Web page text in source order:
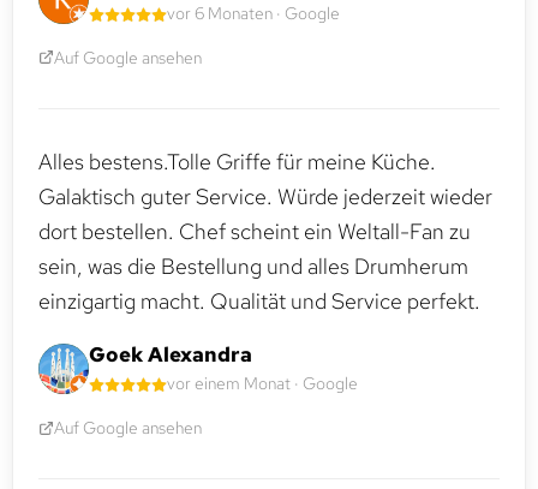
vor 6 Monaten · Google
Auf Google ansehen
Alles bestens.Tolle Griffe für meine Küche.
Galaktisch guter Service. Würde jederzeit wieder
dort bestellen. Chef scheint ein Weltall-Fan zu
sein, was die Bestellung und alles Drumherum
einzigartig macht. Qualität und Service perfekt.
Goek Alexandra
vor einem Monat · Google
Auf Google ansehen